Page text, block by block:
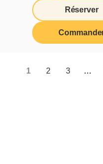
Réserver
1 2 3 …
Cora
restaurants Cora
avis
(Blogue)